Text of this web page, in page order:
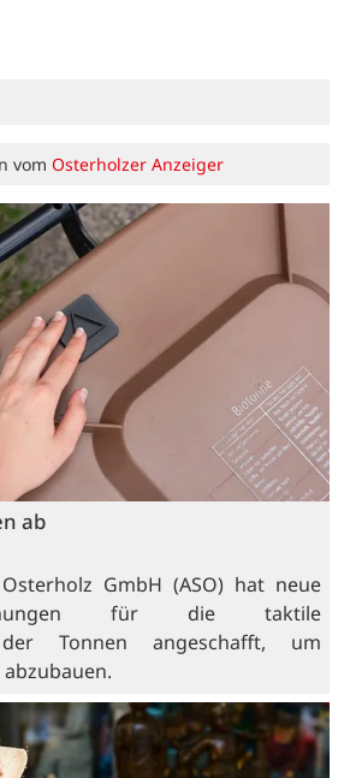
vomOsterholzer Anzeiger
ab
GmbH (ASO) hat neue
für die taktile
der Tonnen angeschafft, um